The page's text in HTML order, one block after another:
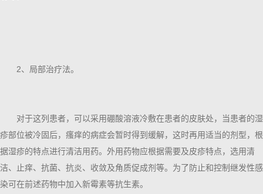
2、局部治疗法。
对于这列患者，可以采用硼酸溶液冷敷在患者的皮肤处，当患者的湿
疹部位被冷固后，瘙痒的病症会暂时得到缓解，这时再用适当的剂型，根
据湿疹的特点进行清洁用药。外用药物应根据需要及皮疹特点，选用清
洁、止痒、抗菌、抗炎、收敛及角质促成剂等。为了防止和控制继发性感
染可在前述药物中加入新霉素等抗生素。